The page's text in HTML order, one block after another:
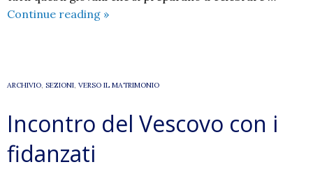
Continue reading “…
più
è
l’amore”
»
ARCHIVIO, SEZIONI, VERSO IL MATRIMONIO
Incontro del Vescovo con i
fidanzati